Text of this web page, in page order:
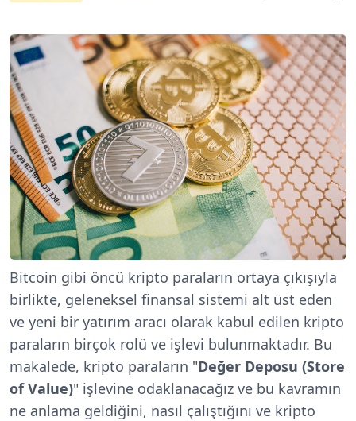
Bitcoin gibi öncü kripto paraların ortaya çıkışıyla
birlikte, geleneksel finansal sistemi alt üst eden
ve yeni bir yatırım aracı olarak kabul edilen kripto
paraların birçok rolü ve işlevi bulunmaktadır. Bu
makalede, kripto paraların "Değer Deposu (Store
of Value)" işlevine odaklanacağız ve bu kavramın
ne anlama geldiğini, nasıl çalıştığını ve kripto